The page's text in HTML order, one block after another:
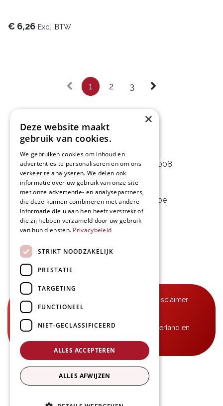
€ 6,26 Excl. BTW
1 2 3
Noorwegenstraat 29D, Haven 8008,
9940 Evergem, BE
09 253 49 57-mail@delmo.be
BE 0768.656.308
Volg ons
Disclaimer
B2B-leveringen in België, Frankrijk, Nederland en
Luxemburg
×
Deze website maakt
gebruik van cookies.
We gebruiken cookies om inhoud en
advertenties te personaliseren en om ons
verkeer te analyseren. We delen ook
informatie over uw gebruik van onze site
met onze advertentie- en analysepartners,
die deze kunnen combineren met andere
informatie die u aan hen heeft verstrekt of
die zij hebben verzameld door uw gebruik
van hun diensten. Privacybeleid
STRIKT NOODZAKELIJK
PRESTATIE
TARGETING
FUNCTIONEEL
NIET-GECLASSIFICEERD
ALLES ACCEPTEREN
ALLES AFWIJZEN